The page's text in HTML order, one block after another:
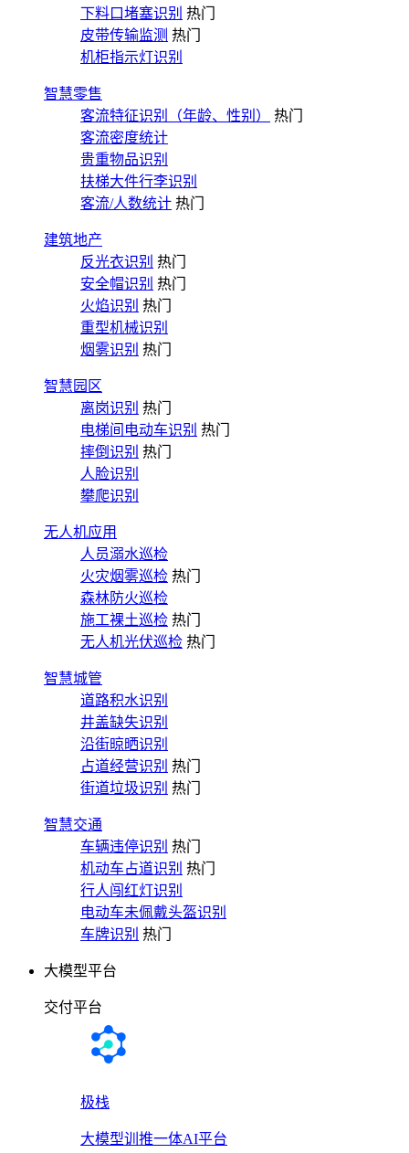
下料口堵塞识别 热门
皮带传输监测 热门
机柜指示灯识别
智慧零售
客流特征识别（年龄、性别）
热门
客流密度统计
贵重物品识别
扶梯大件行李识别
客流/人数统计 热门
建筑地产
反光衣识别 热门
安全帽识别 热门
火焰识别 热门
重型机械识别
烟雾识别 热门
智慧园区
离岗识别 热门
电梯间电动车识别 热门
摔倒识别 热门
人脸识别
攀爬识别
无人机应用
人员溺水巡检
火灾烟雾巡检 热门
森林防火巡检
施工裸土巡检 热门
无人机光伏巡检 热门
智慧城管
道路积水识别
井盖缺失识别
沿街晾晒识别
占道经营识别 热门
街道垃圾识别 热门
智慧交通
车辆违停识别 热门
机动车占道识别 热门
行人闯红灯识别
电动车未佩戴头盔识别
车牌识别 热门
大模型平台
交付平台
极栈
大模型训推一体AI平台